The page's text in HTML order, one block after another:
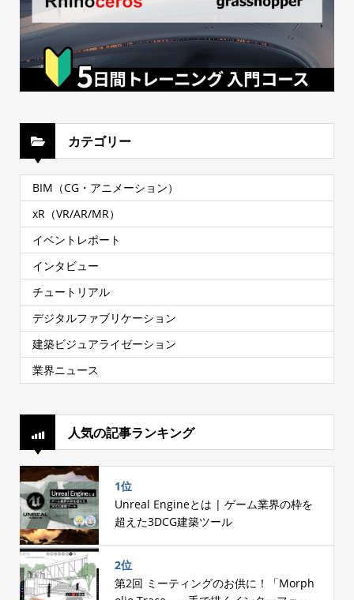
カテゴリー
BIM（CG・アニメーション）
xR（VR/AR/MR）
イベントレポート
インタビュー
チュートリアル
デジタルファブリケーション
建築ビジュアライゼーション
業界ニュース
人気の記事ランキング
1位
Unreal Engineとは | ゲーム業界の枠を
超えた3DCG建築ツール
2位
第2回 ミーティングのお供に！「Morph